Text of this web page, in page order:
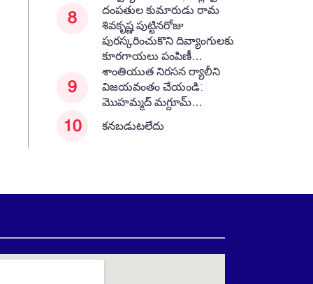
దంపతుల కుమారుడు రామ
శివకృష్ణ పుట్టినరోజు
పురస్కరించుకొని దివ్యాంగులకు
కూరగాయలు పంపిణీ…
శాంతియుత నిరసన ర్యాలీని
విజయవంతం చేయండి:
మొహమ్మద్ మగ్దూమ్…
కనబడుటలేదు